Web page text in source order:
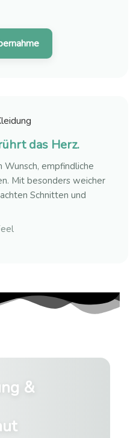
das Herz.
empfindliche
Mit besonders weicher
Schnitten und
&